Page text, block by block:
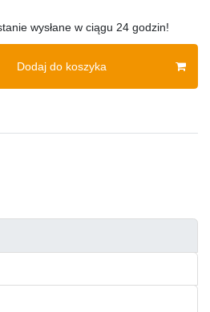
wysłane w ciągu 24 godzin!
Dodaj do koszyka